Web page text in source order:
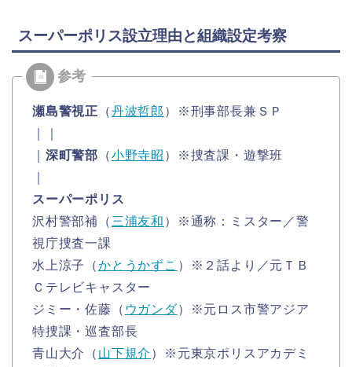
スーパーポリス設立理由と組織設定考察
瀬島警視正 （丹波哲郎 ）※刑事部長兼ＳＰ
深町警部 （小野寺昭 ）※捜査課・遊撃班
スーパーポリス
沢村警部補（ 三浦友和 ）※通称：ミスター／警
視庁捜査一課
水上涼子（かとうかずこ ）※２話より／元ＴＢ
Ｃテレビキャスター
ジミー・佐藤（ ウガンダ）※元ロス市警アジア
特捜課・巡査部長
青山大介（ 山下規介 ）※元東京ポリスアカデミ